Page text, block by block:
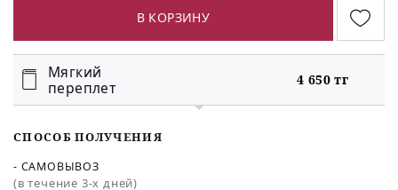
В КОРЗИНУ
Мягкий
переплет
4 650 тг
СПОСОБ ПОЛУЧЕНИЯ
- САМОВЫВОЗ
(в течение 3-х дней)